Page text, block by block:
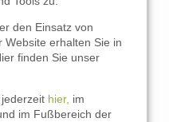
uns auf Sie!
den Einsatz von
Website erhalten Sie in
finden Sie unser
hier, im
im Fußbereich der